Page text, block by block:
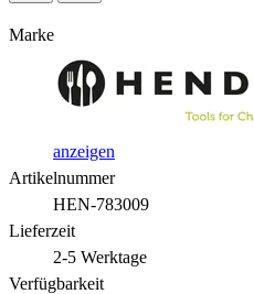
Marke
anzeigen
Artikelnummer
HEN-783009
Lieferzeit
2-5 Werktage
Verfügbarkeit